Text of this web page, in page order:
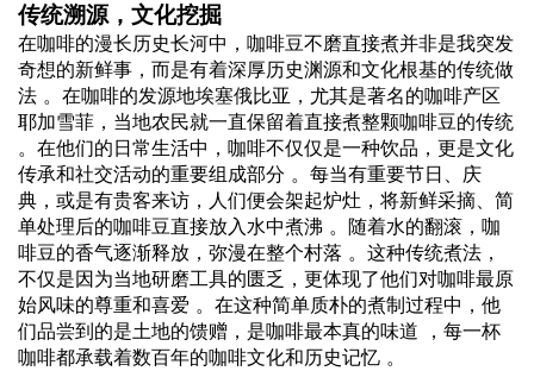
传统溯源，文化挖掘
在咖啡的漫长历史长河中，咖啡豆不磨直接煮并非是我突发
奇想的新鲜事，而是有着深厚历史渊源和文化根基的传统做
法 。在咖啡的发源地埃塞俄比亚，尤其是著名的咖啡产区
耶加雪菲，当地农民就一直保留着直接煮整颗咖啡豆的传统
。在他们的日常生活中，咖啡不仅仅是一种饮品，更是文化
传承和社交活动的重要组成部分 。每当有重要节日、庆
典，或是有贵客来访，人们便会架起炉灶，将新鲜采摘、简
单处理后的咖啡豆直接放入水中煮沸 。随着水的翻滚，咖
啡豆的香气逐渐释放，弥漫在整个村落 。这种传统煮法，
不仅是因为当地研磨工具的匮乏，更体现了他们对咖啡最原
始风味的尊重和喜爱 。在这种简单质朴的煮制过程中，他
们品尝到的是土地的馈赠，是咖啡最本真的味道 ，每一杯
咖啡都承载着数百年的咖啡文化和历史记忆 。